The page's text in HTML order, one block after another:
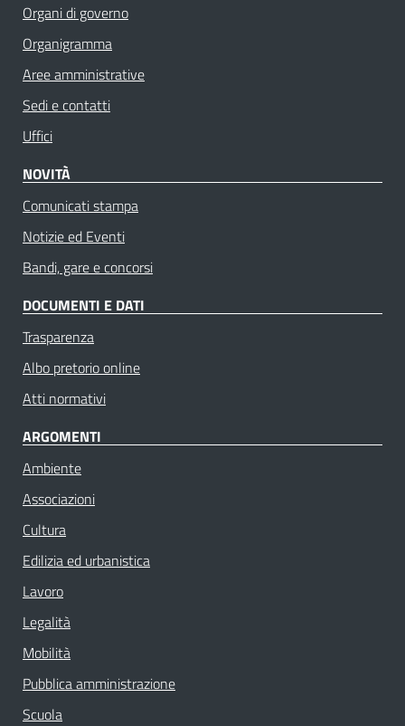
Organi di governo
Organigramma
Aree amministrative
Sedi e contatti
Uffici
NOVITÀ
Comunicati stampa
Notizie ed Eventi
Bandi, gare e concorsi
DOCUMENTI E DATI
Trasparenza
Albo pretorio online
Atti normativi
ARGOMENTI
Ambiente
Associazioni
Cultura
Edilizia ed urbanistica
Lavoro
Legalità
Mobilità
Pubblica amministrazione
Scuola